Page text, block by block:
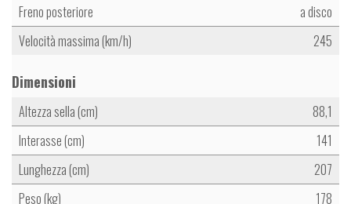
Freno posteriore
a disco
Velocità massima (km/h)
245
Dimensioni
Altezza sella (cm)
88,1
Interasse (cm)
141
Lunghezza (cm)
207
Peso (kg)
178